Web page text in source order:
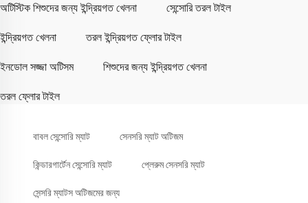
অটিস্টিক শিশুদের জন্য ইন্দ্রিয়গত খেলনা সেন্সোরি তরল টাইল
ইন্দ্রিয়গত খেলনা তরল ইন্দ্রিয়গত ফ্লোর টাইল
ইনডোল সজ্জা অটিসম শিশুদের জন্য ইন্দ্রিয়গত খেলনা
তরল ফ্লোর টাইল
বাবল সেন্সোরি ম্যাট
সেনসরি ম্যাট অটিজম
কিন্ডারগার্টেন সেন্সোরি ম্যাট
প্লেরুম সেনসরি ম্যাট
সেন্সরি ম্যাটস অটিজমের জন্য